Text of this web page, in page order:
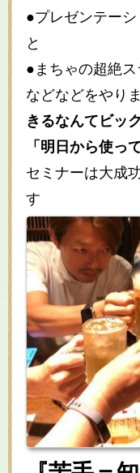
●プレゼンテー
と
●まちゃの超絶
などなどをやり
きるなんてビッ
「明日から使っ
セミナーは大成
す